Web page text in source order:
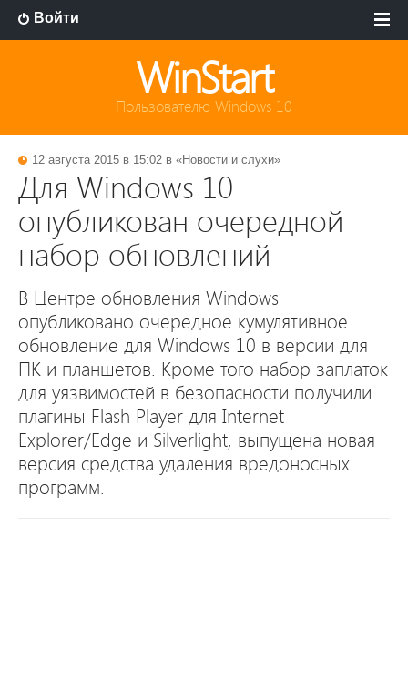
Войти
WinStart
Пользователю Windows 10
12 августа 2015 в 15:02 в «Новости и слухи»
Для Windows 10
опубликован очередной
набор обновлений
В Центре обновления Windows
опубликовано очередное кумулятивное
обновление для Windows 10 в версии для
ПК и планшетов. Кроме того набор заплаток
для уязвимостей в безопасности получили
плагины Flash Player для Internet
Explorer/Edge и Silverlight, выпущена новая
версия средства удаления вредоносных
программ.